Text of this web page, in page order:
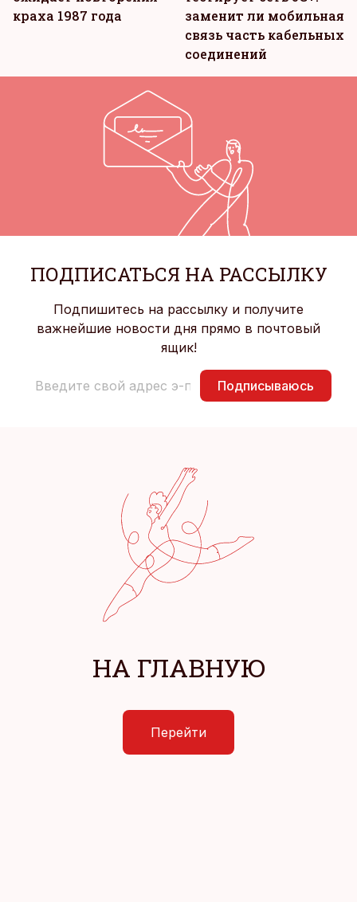
краха 1987 года
заменит ли мобильная
связь часть кабельных
соединений
ПОДПИСАТЬСЯ НА РАССЫЛКУ
Подпишитесь на рассылку и получите
важнейшие новости дня прямо в почтовый
ящик!
Подписываюсь
НА ГЛАВНУЮ
Перейти